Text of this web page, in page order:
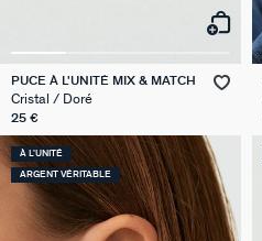
PUCE À L'UNITÉ MIX & MATCH
Cristal / Doré
25 €
À L'UNITÉ
ARGENT VÉRITABLE